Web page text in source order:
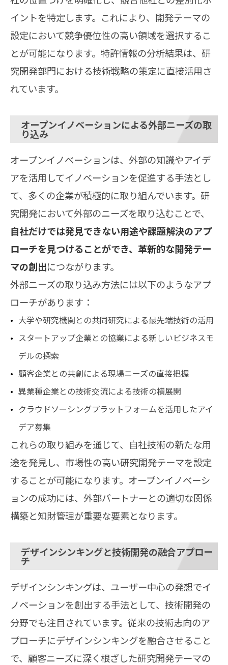
イントを特定します。これにより、開発テーマの
設定において競争優位性の高い領域を選択するこ
とが可能になります。特許情報の分析結果は、研
究開発部門における技術戦略の策定に直接活用さ
れています。
オープンイノベーションによる外部ニーズの取
り込み
オープンイノベーションは、外部の知識やアイデ
アを活用してイノベーションを促進する手法とし
て、多くの企業が積極的に取り組んでいます。研
究開発において外部のニーズを取り込むことで、
自社だけでは発見できない用途や課題解決のアプ
ローチを見つけることができ、革新的な開発テー
マの創出につながります。
外部ニーズの取り込み方法には以下のようなアプ
ローチがあります：
大学や研究機関との共同研究による最先端技術の活用
スタートアップ企業との協業による新しいビジネスモ
デルの探索
顧客企業との共創による現場ニーズの直接把握
異業種企業との技術交流による技術の横展開
クラウドソーシングプラットフォームを活用したアイ
デア募集
これらの取り組みを通じて、自社技術の新たな用
途を発見し、市場性の高い研究開発テーマを設定
することが可能になります。オープンイノベーシ
ョンの成功には、外部パートナーとの適切な関係
構築と知財管理が重要な要素となります。
デザインシンキングと技術開発の融合アプロー
チ
デザインシンキングは、ユーザー中心の発想でイ
ノベーションを創出する手法として、技術開発の
分野でも注目されています。従来の技術志向のア
プローチにデザインシンキングを融合させること
で、顧客ニーズに深く根ざした研究開発テーマの